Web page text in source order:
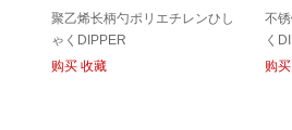
聚乙烯长柄勺ポリエチレンひし
ゃくDIPPER
购买 收藏
不
く
购买